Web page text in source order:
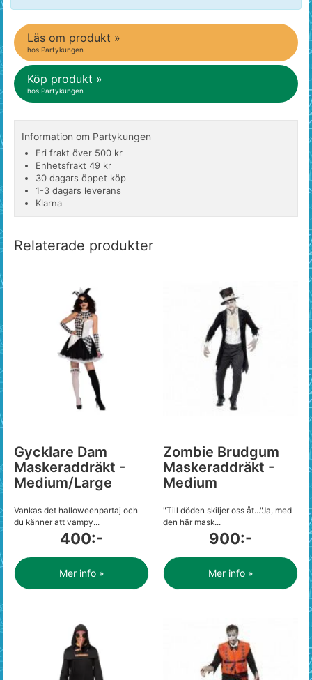
Läs om produkt »
hos Partykungen
Köp produkt »
hos Partykungen
Information om Partykungen
Fri frakt över 500 kr
Enhetsfrakt 49 kr
30 dagars öppet köp
1-3 dagars leverans
Klarna
Relaterade produkter
Gycklare Dam
Maskeraddräkt -
Medium/Large
Vankas det halloweenpartaj och
du känner att vampy...
400:-
Mer info »
Zombie Brudgum
Maskeraddräkt -
Medium
"Till döden skiljer oss åt..."Ja, med
den här mask...
900:-
Mer info »